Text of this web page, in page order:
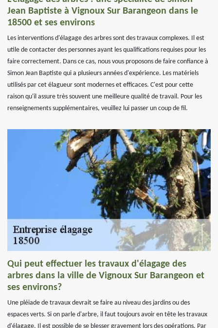
Jean Baptiste à Vignoux Sur Barangeon dans le
18500 et ses environs
Les interventions d'élagage des arbres sont des travaux complexes. Il est
utile de contacter des personnes ayant les qualifications requises pour les
faire correctement. Dans ce cas, nous vous proposons de faire confiance à
Simon Jean Baptiste qui a plusieurs années d'expérience. Les matériels
utilisés par cet élagueur sont modernes et efficaces. C'est pour cette
raison qu'il assure très souvent une meilleure qualité de travail. Pour les
renseignements supplémentaires, veuillez lui passer un coup de fil.
Qui peut effectuer les travaux d'élagage des
arbres dans la ville de Vignoux Sur Barangeon et
ses environs?
Une pléiade de travaux devrait se faire au niveau des jardins ou des
espaces verts. Si on parle d'arbre, il faut toujours avoir en tête les travaux
d'élagage. Il est possible de se blesser gravement lors des opérations. Par